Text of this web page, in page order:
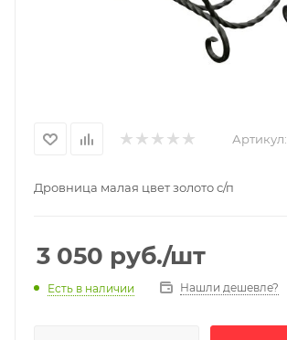
Артикул:
Дровница малая цвет золото с/п
3 050 руб./шт
Есть в наличии Нашли дешевле?